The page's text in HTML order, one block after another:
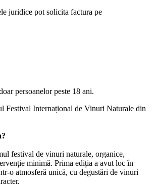
juridice pot solicita factura pe
persoanelor peste 18 ani.
Festival Internațional de Vinuri Naturale din
festival de vinuri naturale, organice,
minimă. Prima ediția a avut loc în
o atmosferă unică, cu degustări de vinuri